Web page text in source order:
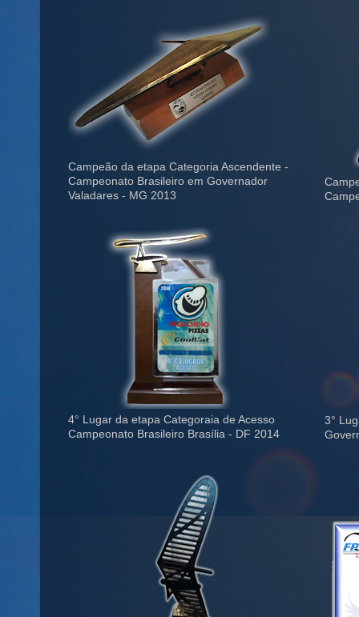
Campeão da etapa Categoria Ascendente -
Campeonato Brasileiro em Governador
Valadares - MG 2013
4° Lugar da etapa Categoraia de Acesso
Campeonato Brasileiro Brasília - DF 2014
3°